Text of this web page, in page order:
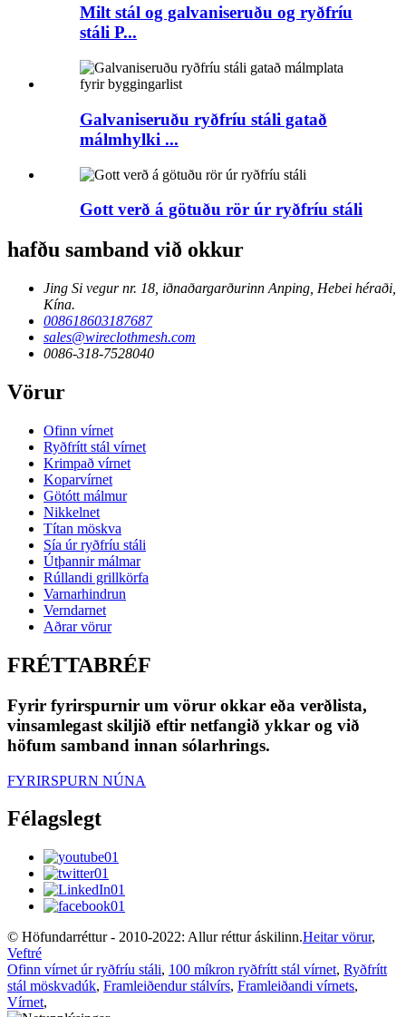
Milt stál og galvaniseruðu og ryðfríu
stáli P...
Galvaniseruðu ryðfríu stáli gatað
málmhylki ...
Gott verð á götuðu rör úr ryðfríu stáli
hafðu samband við okkur
Jing Si vegur nr. 18, iðnaðargarðurinn Anping, Hebei héraði,
Kína.
008618603187687
sales@wireclothmesh.com
0086-318-7528040
Vörur
Ofinn vírnet
Ryðfrítt stál vírnet
Krimpað vírnet
Koparvírnet
Götótt málmur
Nikkelnet
Títan möskva
Sía úr ryðfríu stáli
Útþannir málmar
Rúllandi grillkörfa
Varnarhindrun
Verndarnet
Aðrar vörur
FRÉTTABRÉF
Fyrir fyrirspurnir um vörur okkar eða verðlista,
vinsamlegast skiljið eftir netfangið ykkar og við
höfum samband innan sólarhrings.
FYRIRSPURN NÚNA
Félagslegt
© Höfundarréttur - 2010-2022: Allur réttur áskilinn.Heitar vörur,
Veftré
Ofinn vírnet úr ryðfríu stáli, 100 míkron ryðfrítt stál vírnet, Ryðfrítt
stál möskvadúk, Framleiðendur stálvírs, Framleiðandi vírnets,
Vírnet,